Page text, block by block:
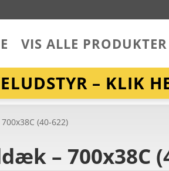
VIS ALLE PRODUKTER
– KLIK
(40-622)
– 700x38C